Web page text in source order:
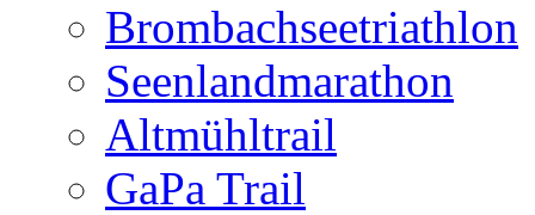
Brombachseetriathlon
Seenlandmarathon
Altmühltrail
GaPa Trail